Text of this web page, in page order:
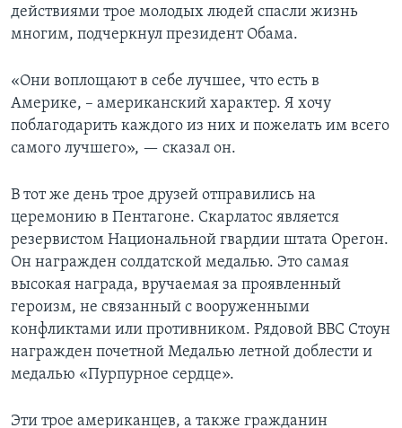
действиями трое молодых людей спасли жизнь
многим, подчеркнул президент Обама.
«Они воплощают в себе лучшее, что есть в
Америке, – американский характер. Я хочу
поблагодарить каждого из них и пожелать им всего
самого лучшего», — сказал он.
В тот же день трое друзей отправились на
церемонию в Пентагоне. Скарлатос является
резервистом Национальной гвардии штата Орегон.
Он награжден солдатской медалью. Это самая
высокая награда, вручаемая за проявленный
героизм, не связанный с вооруженными
конфликтами или противником. Рядовой ВВС Стоун
награжден почетной Медалью летной доблести и
медалью «Пурпурное сердце».
Эти трое американцев, а также гражданин